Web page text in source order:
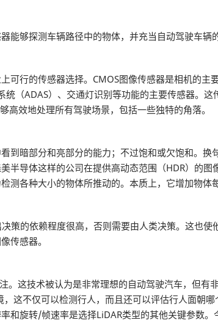
能够探测车辆路径中的物体，并充当自动驾驶车辆
可行的传感器选择。CMOS图像传感器是相机的
（ADAS）、交通灯识别等功能的主要传感器。
高效地处理所有驾驶场景，包括一些独特的角落。
到暗部分和亮部分的能力；不过饱和或欠饱和。
半导体这样的公司在提供高动态范围（HDR）的
测各种大小的物体所推动的。本质上，它增加物体
策的依赖程度很高，否则需要由人类决策。这也
传感器。
。这技术被认为是非常理想的自动驾驶汽车，但
这不仅可以检测行人，而且还可以评估行人面朝
和旋转/帧速率是选择LiDAR类型的其他关键参数